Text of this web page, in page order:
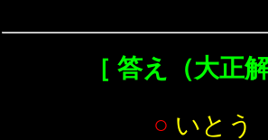
［ 答え（大正解
○ いとう